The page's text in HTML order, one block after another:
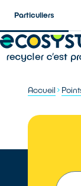
Particuliers
Accueil